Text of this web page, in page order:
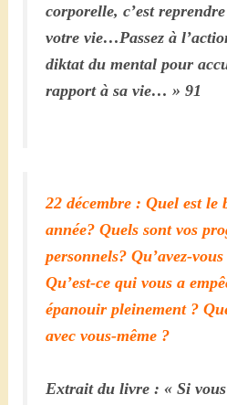
corporelle, c’est
votre vie…Passez à
diktat du mental pour
rapport à sa vie… » 91
22 décembre : Quel est le
année? Quels sont vos
personnels? Qu’avez-
Qu’est-ce qui vous a
épanouir pleinement ?
avec vous-même ?
Extrait du livre : « Si vous